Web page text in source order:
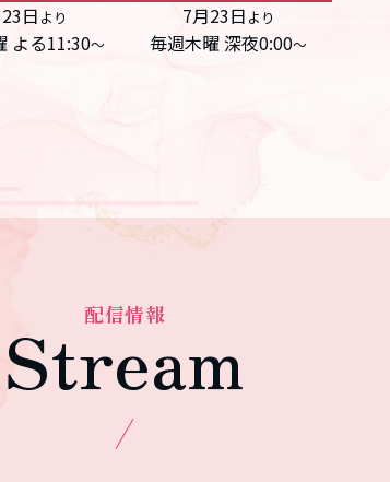
日 より
よる11:30～
7月23日 より
毎週木曜 深夜0:00～
Stream